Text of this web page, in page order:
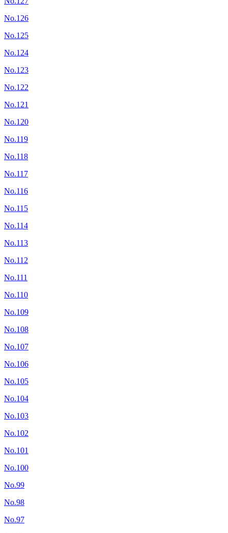
No.126
No.125
No.124
No.123
No.122
No.121
No.120
No.119
No.118
No.117
No.116
No.115
No.114
No.113
No.112
No.111
No.110
No.109
No.108
No.107
No.106
No.105
No.104
No.103
No.102
No.101
No.100
No.99
No.98
No.97